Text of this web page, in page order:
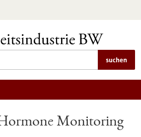
suchen
Monitoring